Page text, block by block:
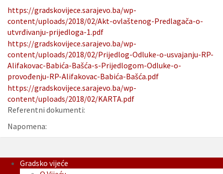
https://gradskovijece.sarajevo.ba/wp-
content/uploads/2018/02/Akt-ovlaštenog-Predlagača-o-
utvrđivanju-prijedloga-1.pdf
https://gradskovijece.sarajevo.ba/wp-
content/uploads/2018/02/Prijedlog-Odluke-o-usvajanju-RP-
Alifakovac-Babića-Bašća-s-Prijedlogom-Odluke-o-
provođenju-RP-Alifakovac-Babića-Bašća.pdf
https://gradskovijece.sarajevo.ba/wp-
content/uploads/2018/02/KARTA.pdf
Referentni dokumenti:
Napomena:
Gradsko vijeće